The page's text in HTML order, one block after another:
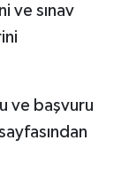
ve sınav
ve başvuru